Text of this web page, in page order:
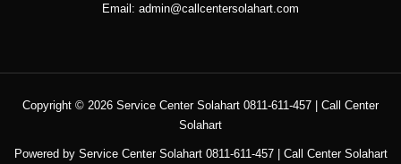
Email: admin@callcentersolahart.com
Copyright © 2026 Service Center Solahart 0811-611-457 | Call Center
Solahart
Powered by Service Center Solahart 0811-611-457 | Call Center Solahart